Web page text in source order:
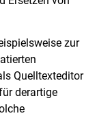
zur
Quelltexteditor
derartige